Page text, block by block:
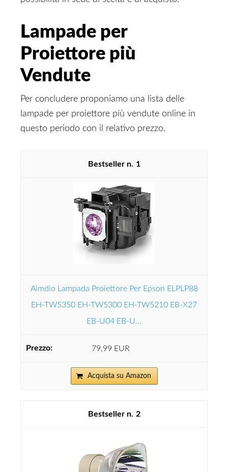
Lampade per
Proiettore più
Vendute
Per concludere proponiamo una lista delle
lampade per proiettore più vendute online in
questo periodo con il relativo prezzo.
1
Aimdio Lampada Proiettore Per Epson ELPLP88
EH-TW5350 EH-TW5300 EH-TW5210 EB-X27
EB-U04 EB-U...
79,99 EUR
Acquista su Amazon
2